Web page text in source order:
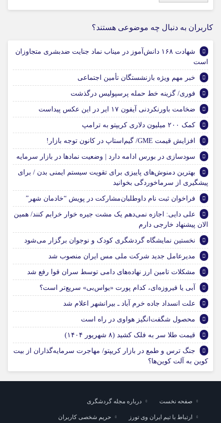
کاربران به دنبال چه موضوعی هستند؟
شهادت ۱۶۸ دانش‌آموز در میناب نماد جنایت ضدبشری متجاوزان
است
خبر مهم ویژه بازنشستگان تأمین اجتماعی
فوری/ گزینه خط حمله پرسپولیس درگذشت
ضخامت باورنکردنی آیفون ۱۷ ایر در این عکس پیداست
کمک ۲۰۰ میلیون دلاری کریپتو به ترامپ
افزایش قیمت GME/ گیم‌استاپ در کانون توجه بازار!
سودسازی در بورس ادامه دارد | وضعیت نمادها در بازار سرمایه
بهترین دمنوش‌های پاییزی برای تقویت سیستم ایمنی بدن / برای
پیشگیری از سرماخوردگی بخوانید
فراخوان ثبت نام داوطلبان‌مشارکت در پویش “خادمان شهر”
علی دایی: اجازه نمی‌دهم یک مشت جیره خوار خرابم کنند/ همین
الان پیشنهاد خارجی دارم
نخستین نمایشگاه گردشگری کودک و نوجوان برگزار می‌شود
مدیرعامل جدید شرکت ملی مس ایران منصوب شد
مشکلات تامین ارز نهاده‌های دامی توسط سران قوا رفع شد
آبی یا فیروزه‌ای، کدام پورت «یواس‌بی» سریع‌تر است؟
علت انسداد جاده خرم آباد ـ بیرانشهر اعلام شد
محصول شگفت‌انگیز هواوی در راه است
قیمت طلا سر به فلک کشید (۸ شهریور ۱۴۰۴)
جنگ ترس و طمع در بازار کریپتو/ مهاجرت سرمایه‌گذاران از بیت
کوین به آلت کوین‌ها؟
صفحه نخست درباره مجله گردشگری
ارتباط با تیم ایران وی تورز حریم شخصی کاربران